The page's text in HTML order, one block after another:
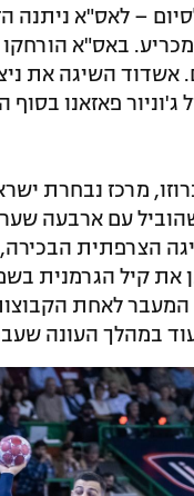
ושלוש שניות לסיום –
באס"א הורחקו
אדומים. אשדוד השיגה
ג'וניור פאזאנו
מרכז נבחרת
עם ארבעה
– מוליכת הליגה
את קיל הגרמנית
לאחת
העונה שעברה על